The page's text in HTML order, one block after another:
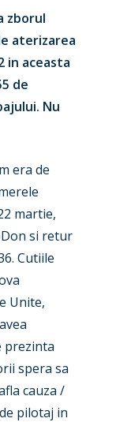
zborul
aterizarea
in aceasta
de
Nu
era de
martie,
si retur
Cutiile
Unite,
prezinta
spera sa
cauza /
pilotaj in